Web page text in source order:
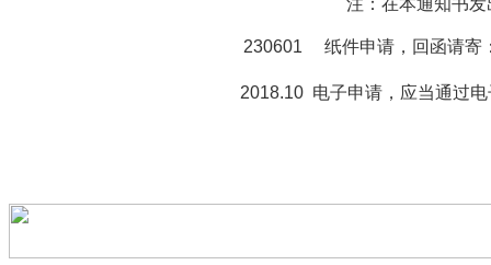
注：在本通知书
230601 纸件申请，回函请寄
2018.10 电子申请，应当通过